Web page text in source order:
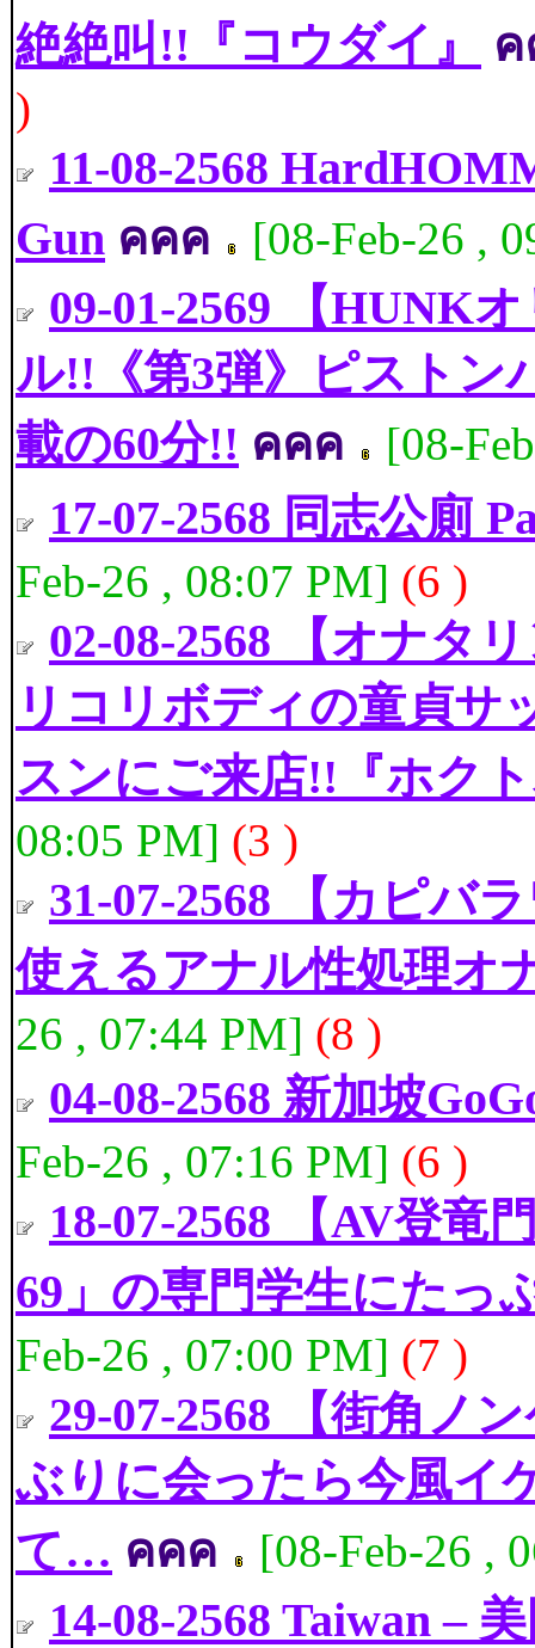
絶絶叫!!『コウダイ』
)
11-08-2568
Gun คคค [08-Feb-26 ,
09-01-2569 【HUNK
ル!!《第3弾》ピストン
載の60分!! คคค [08-
17-07-2568 同志公廁
Feb-26 , 08:07 PM] (6 )
02-08-2568 【オナタ
リコリボディの童貞サ
スンにご来店!!『ホク
08:05 PM] (3 )
31-07-2568 【カピバ
使えるアナル性処理オ
26 , 07:44 PM] (8 )
04-08-2568 新加坡
Feb-26 , 07:16 PM] (6 )
18-07-2568 【AV登
69」の専門学生にたっ
Feb-26 , 07:00 PM] (7 )
29-07-2568 【街角ノ
ぶりに会ったら今風イ
て… คคค [08-Feb-26 ,
14-08-2568 Taiwan –